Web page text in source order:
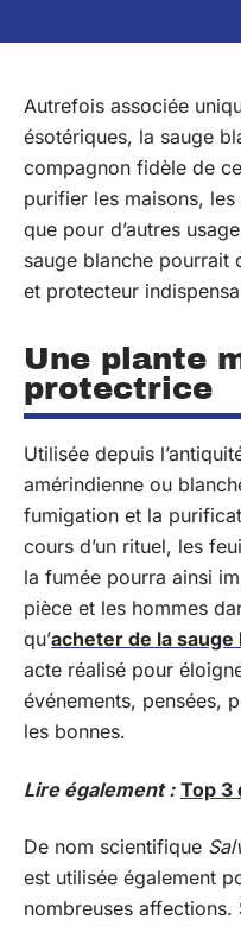
Autrefois associée
ésotériques, la sauge
compagnon fidèle de
purifier les maisons,
que pour d’autres
sauge blanche pourrait
et protecteur
Une plante
protectrice
Utilisée depuis
amérindienne ou
fumigation et la
cours d’un rituel, les
la fumée pourra ainsi
pièce et les hommes
qu’acheter de la sauge
acte réalisé pour
événements, pensées,
les bonnes.
Lire également : Top 3
De nom scientifique
est utilisée également
nombreuses affections.